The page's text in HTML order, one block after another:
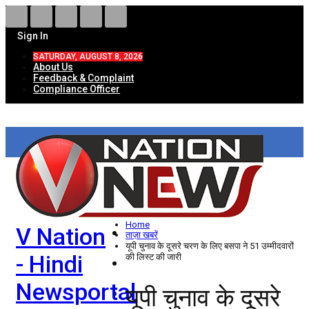
Sign In
SATURDAY, AUGUST 8, 2026
About Us
Feedback & Complaint
Compliance Officer
V Nation
- Hindi
Newsportal
HOME
ताज़ा खबरें
देश
विदेश
राज्य
उत्तर प्रदेश
Home
ताज़ा खबरें
यूपी चुनाव के दूसरे चरण के लिए बसपा ने 51 उम्मीदवारों
की लिस्ट की जारी
यूपी चुनाव के दूसरे